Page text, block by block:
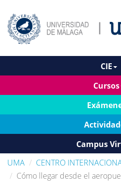
CIE
Cursos
Campus
UMA
CENTRO
Cómo llegar desde el